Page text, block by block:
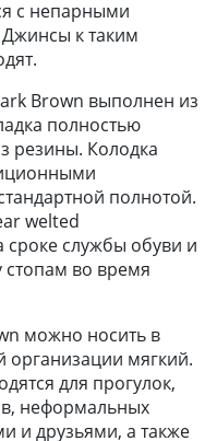
с непарными
к таким
Brown выполнен из
полностью
резины. Колодка
полнотой.
welted
сроке службы обуви и
во время
можно носить в
организации мягкий.
для прогулок,
неформальных
и друзьями, а также